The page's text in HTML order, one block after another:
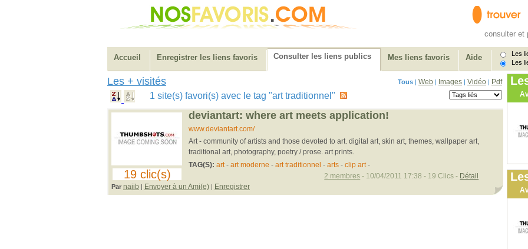
consulter et
Accueil Enregistrer les liens favoris Consulter les liens publics Mes liens favoris Aide
Les
Les
Les + visités Tous | Web | Images | Vidéo | Pdf
1 site(s) favori(s) avec le tag "art traditionnel"
19 clic(s)
deviantart: where art meets application!
www.deviantart.com/
Art - community of artists and those devoted to art. digital art, skin art, themes, wallpaper art,
traditional art, photography, poetry / prose. art prints.
TAG(S): art- art moderne - art traditionnel - arts- clip art-
Par najib | Envoyer à un Ami(e) | Enregistrer
2 membres - 10/04/2011 17:38 - 19 Clics - Détail